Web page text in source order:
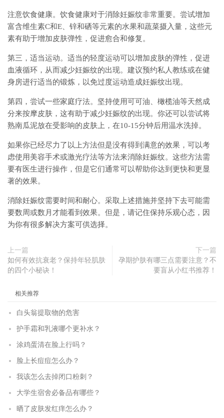
注意饮食健康。饮食健康对于消除妊娠纹非常重要。尝试增加
富含维生素C和E、锌和硒等元素的水果和蔬菜摄入量，这些元
素有助于增加皮肤弹性，促进愈合和修复。
第三，适当运动。适当的轻度运动可以增加皮肤的弹性，促进
血液循环，从而减少妊娠纹的出现。建议预约私人教练或在健
身房进行适当的锻炼，以免过度运动造成妊娠纹出现。
第四，尝试一些家庭疗法。坚持使用可可油、橄榄油等天然成
分来按摩皮肤，这有助于减少妊娠纹的出现。你还可以尝试将
熟南瓜泥放在受影响的皮肤上，在10-15分钟后用温水洗掉。
如果你已经尽力了以上方法但是没有得到满意的效果，可以考
虑使用美容手术或激光疗法等方法来消除妊娠纹。这些方法需
要有医生进行操作，但是它们通常可以帮助你达到更快和更显
著的效果。
消除妊娠纹需要时间和耐心。采取上述措施并坚持下去可能需
要数周或数月才能看到效果。但是，请记住保持乐观心态，因
为你有很多解决方案可供选择。
上一篇
如何有效抗衰老？保持年轻肌肤
的四个小秘诀！
下一篇
孕期护肤有哪三点需要注意？不
要盲从小红书推荐！
相关推荐
白头翁提取物的危害
护手霜和乳液哪个更补水？
涂鸡蛋清在脸上行吗？
脸上长痘痘怎么办？
我该怎么去掉闭口粉刺？
大学生宿舍必备品有哪些？
晒了皮肤发红痒怎么办？